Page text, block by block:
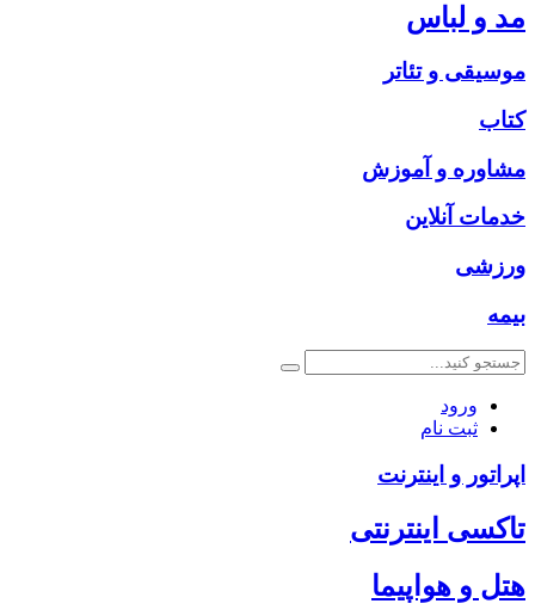
مد و لباس
موسیقی و تئاتر
کتاب
مشاوره و آموزش
خدمات آنلاین
ورزشی
بیمه
ورود
ثبت نام
اپراتور و اینترنت
تاکسی اینترنتی
هتل و هواپیما